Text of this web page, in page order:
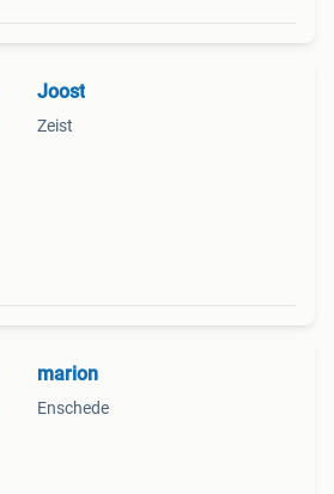
Joost
Zeist
marion
Enschede